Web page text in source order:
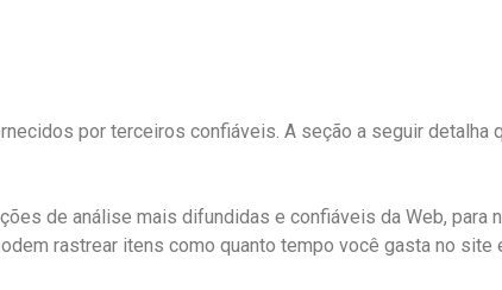
por terceiros confiáveis. A seção a seguir
de análise mais difundidas e confiáveis ​​da Web, para
rastrear itens como quanto tempo você gasta no